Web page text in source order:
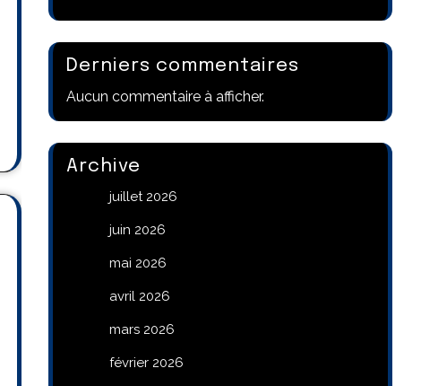
Derniers commentaires
Aucun commentaire à afficher.
Archive
juillet 2026
juin 2026
mai 2026
avril 2026
mars 2026
février 2026